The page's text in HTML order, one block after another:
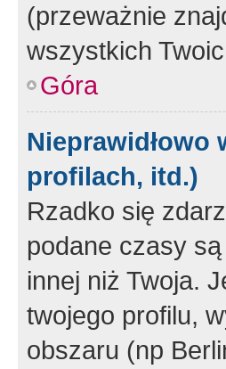
(przeważnie
wszystkich
Góra
profilach, itd.)
Rzadko się
podane czasy
innej niż Twoja.
twojego profilu,
obszaru (np